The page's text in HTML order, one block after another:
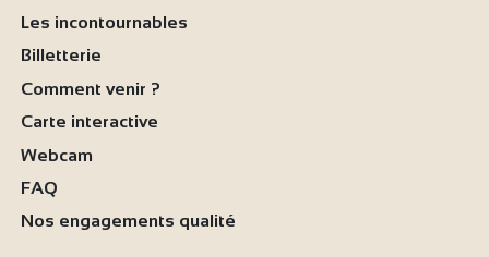
Les incontournables
Billetterie
Comment venir ?
Carte interactive
Webcam
FAQ
Nos engagements qualité